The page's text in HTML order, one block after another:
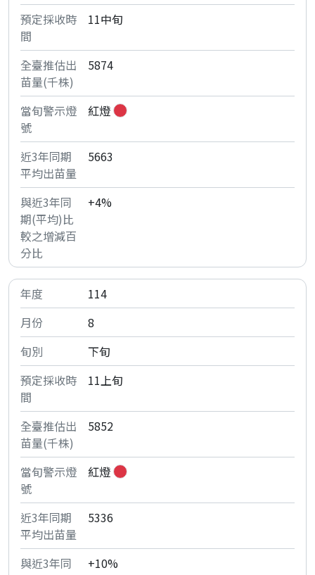
11中旬
5874
紅燈
5663
+4%
114
8
下旬
11上旬
5852
紅燈
5336
+10%